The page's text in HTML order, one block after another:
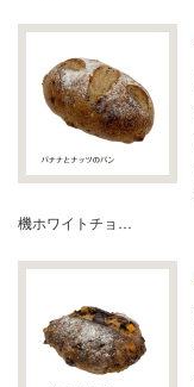
機ホワイトチョ…